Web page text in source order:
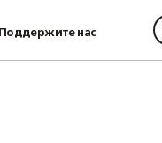
Поддержите нас